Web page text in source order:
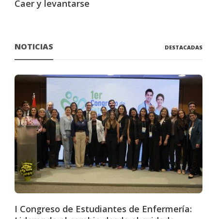
Caer y levantarse
NOTICIAS DESTACADAS
I Congreso de Estudiantes de Enfermería: